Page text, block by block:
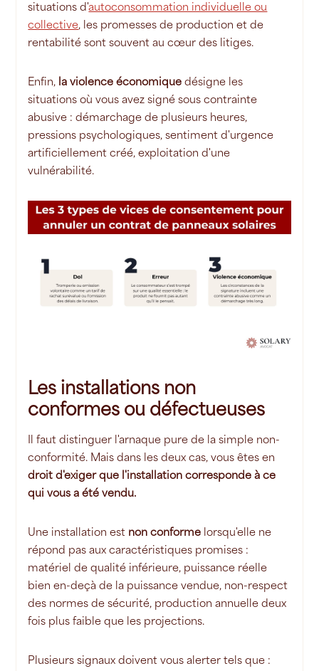
situations d'autoconsommation individuelle ou
collective, les promesses de production et de
rentabilité sont souvent au cœur des litiges.
Enfin, la violence économique désigne les
situations où vous avez signé sous contrainte
abusive : démarchage de plusieurs heures,
pressions psychologiques, sentiment d'urgence
artificiellement créé, exploitation d'une
vulnérabilité.
Les installations non
conformes ou défectueuses
Il faut distinguer l'arnaque pure de la simple non-
conformité. Mais dans les deux cas, vous êtes en
droit d'exiger que l'installation corresponde à ce
qui vous a été vendu.
Une installation est non conforme lorsqu'elle ne
répond pas aux caractéristiques promises :
matériel de qualité inférieure, puissance réelle
bien en-deçà de la puissance vendue, non-respect
des normes de sécurité, production annuelle deux
fois plus faible que les projections.
Plusieurs signaux doivent vous alerter tels que :